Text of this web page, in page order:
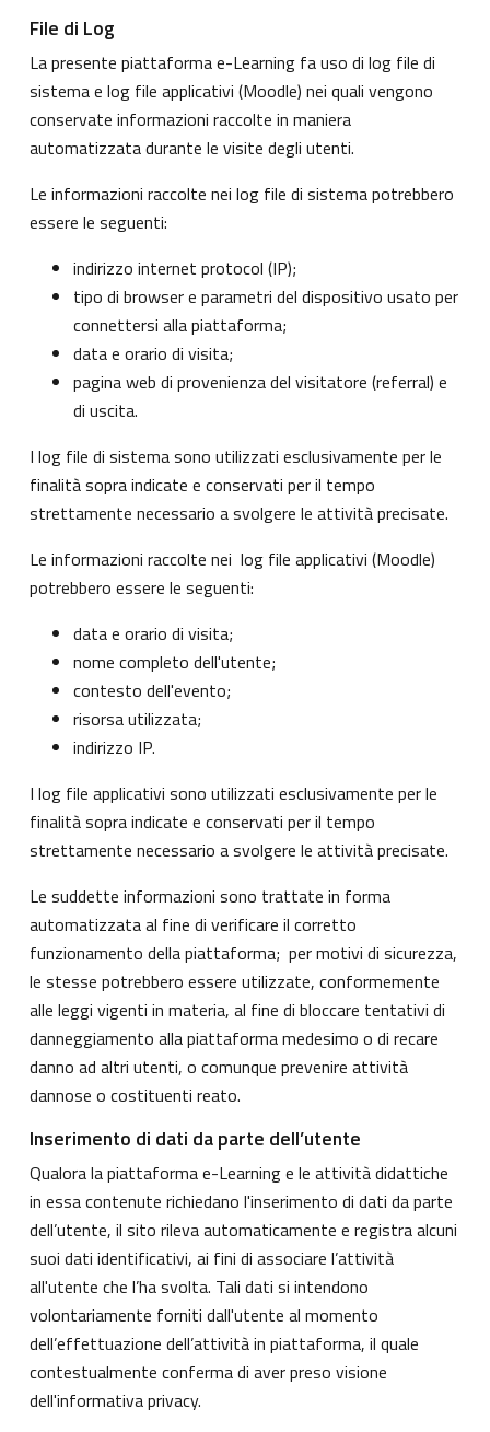
File di Log
La presente piattaforma e-Learning fa uso di log file di
sistema e log file applicativi (Moodle) nei quali vengono
conservate informazioni raccolte in maniera
automatizzata durante le visite degli utenti.
Le informazioni raccolte nei log file di sistema potrebbero
essere le seguenti:
indirizzo internet protocol (IP);
tipo di browser e parametri del dispositivo usato per
connettersi alla piattaforma;
data e orario di visita;
pagina web di provenienza del visitatore (referral) e
di uscita.
I log file di sistema sono utilizzati esclusivamente per le
finalità sopra indicate e conservati per il tempo
strettamente necessario a svolgere le attività precisate.
Le informazioni raccolte nei log file applicativi (Moodle)
potrebbero essere le seguenti:
data e orario di visita;
nome completo dell'utente;
contesto dell'evento;
risorsa utilizzata;
indirizzo IP.
I log file applicativi sono utilizzati esclusivamente per le
finalità sopra indicate e conservati per il tempo
strettamente necessario a svolgere le attività precisate.
Le suddette informazioni sono trattate in forma
automatizzata al fine di verificare il corretto
funzionamento della piattaforma; per motivi di sicurezza,
le stesse potrebbero essere utilizzate, conformemente
alle leggi vigenti in materia, al fine di bloccare tentativi di
danneggiamento alla piattaforma medesimo o di recare
danno ad altri utenti, o comunque prevenire attività
dannose o costituenti reato.
Inserimento di dati da parte dell’utente
Qualora la piattaforma e-Learning e le attività didattiche
in essa contenute richiedano l'inserimento di dati da parte
dell’utente, il sito rileva automaticamente e registra alcuni
suoi dati identificativi, ai fini di associare l’attività
all'utente che l’ha svolta. Tali dati si intendono
volontariamente forniti dall'utente al momento
dell’effettuazione dell’attività in piattaforma, il quale
contestualmente conferma di aver preso visione
dell'informativa privacy.